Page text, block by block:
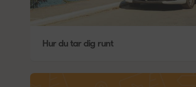
Hur du tar dig runt